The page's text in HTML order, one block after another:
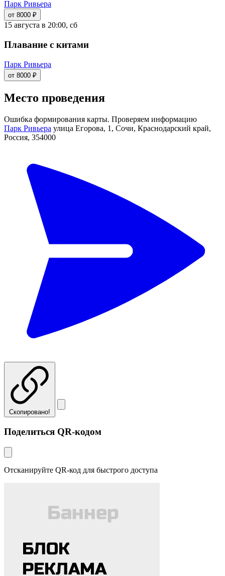
Парк Ривьера
от 8000 ₽
15 августа в 20:00, сб
Плавание с китами
Парк Ривьера
от 8000 ₽
Место проведения
Ошибка формирования карты. Проверяем информацию
Парк Ривьера улица Егорова, 1, Сочи, Краснодарский край,
Россия, 354000
Скопировано!
Поделиться QR-кодом
Отсканируйте QR-код для быстрого доступа